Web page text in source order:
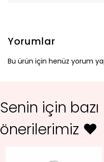
Yorumlar
Bu ürün için henüz yorum
Senin için
önerilerimiz ♥